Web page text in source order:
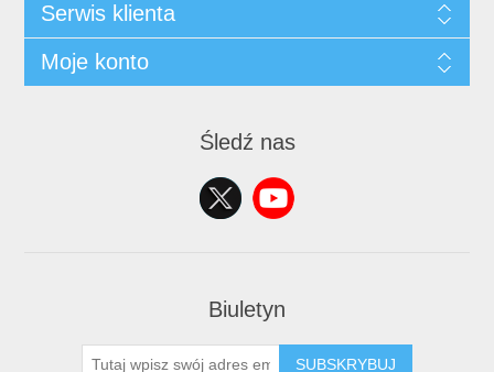
Serwis klienta
Moje konto
Śledź nas
Biuletyn
SUBSKRYBUJ